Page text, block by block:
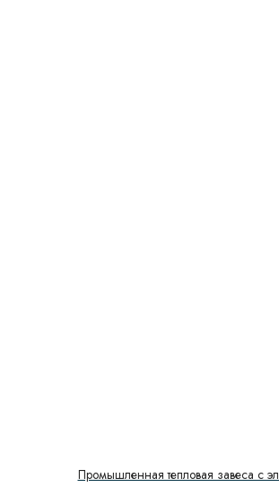
Промышленная тепловая завеса с